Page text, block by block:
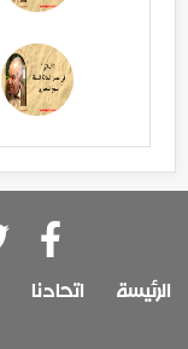
الرئيسة اتحادنا